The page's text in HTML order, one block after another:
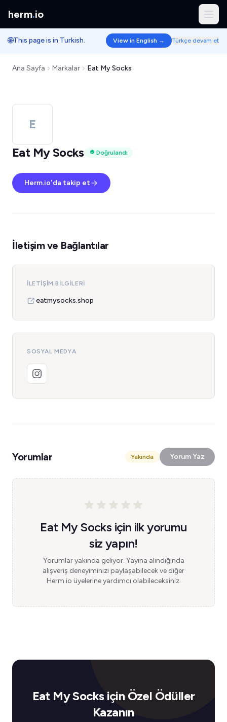
herm.io
🌐This page is in Turkish. View in English → Türkçe devam et
Ana Sayfa Markalar Eat My Socks
E
Eat My Socks
Doğrulandı
Herm.io'da takip et
İletişim ve Bağlantılar
İLETIŞIM BILGILERI
eatmysocks.shop
SOSYAL MEDYA
Yorumlar Yakında Yorum Yaz
Eat My Socks için ilk yorumu
siz yapın!
Yorumlar yakında geliyor. Yayına alındığında
alışveriş deneyiminizi paylaşabilecek ve diğer
Herm.io üyelerine yardımcı olabileceksiniz.
Eat My Socks için Özel Ödüller
Kazanın